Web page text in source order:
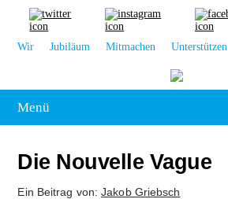
Wir Jubiläum Mitmachen Unterstützen
Menü
Die Nouvelle Vague
Ein Beitrag von:Jakob Griebsch